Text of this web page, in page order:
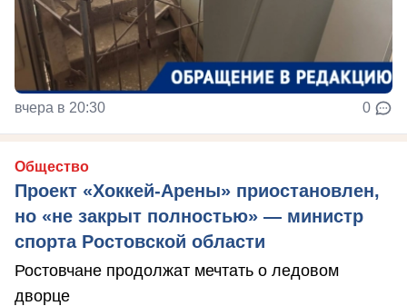
вчера в 20:30 0
Общество
Проект «Хоккей-Арены» приостановлен,
но «не закрыт полностью» — министр
спорта Ростовской области
Ростовчане продолжат мечтать о ледовом
дворце